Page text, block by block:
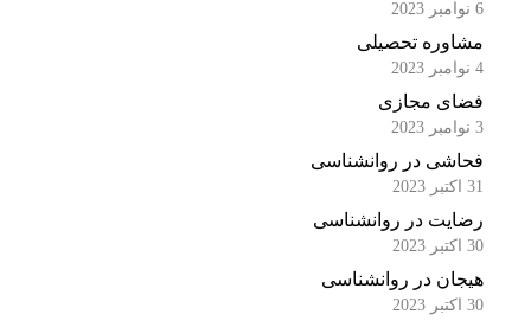
مشاوره تحصیلی
فضای مجازی
فحاشی در روانشناسی
رضایت در روانشناسی
هیجان در روانشناسی